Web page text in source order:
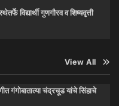
विद्यार्थी गुणगौरव व शिष्यवृत्ती
View All
गंगोबातात्या चंद्रचूड यांचे सिंहाचे